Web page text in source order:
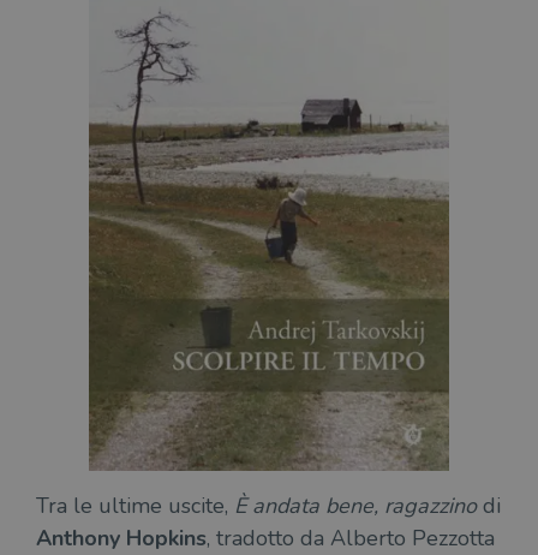
Tra le ultime uscite, È andata bene, ragazzinodi
Anthony Hopkins, tradotto da Alberto Pezzotta